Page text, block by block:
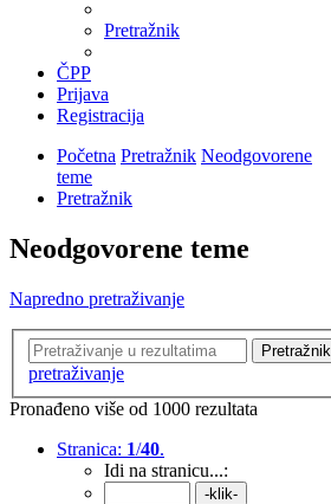
Pretražnik
ČPP
Prijava
Registracija
Početna Pretražnik Neodgovorene
teme
Pretražnik
Neodgovorene teme
Napredno pretraživanje
Pretražnik
pretraživanje
Pronađeno više od 1000 rezultata
Stranica: 1/40.
Idi na stranicu...: